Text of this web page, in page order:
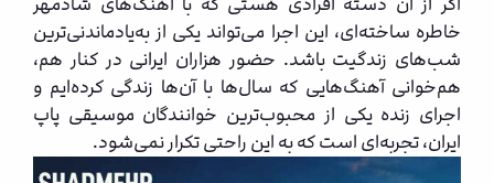
خاطره ساخته‌ای، این اجرا می‌تواند یکی از به‌یادماندنی‌ترین
شب‌های زندگیت باشد. حضور هزاران ایرانی در کنار هم،
هم‌خوانی آهنگ‌هایی که سال‌ها با آن‌ها زندگی کرده‌ایم و
اجرای زنده یکی از محبوب‌ترین خوانندگان موسیقی پاپ
ایران، تجربه‌ای است که به این راحتی تکرار نمی‌شود.